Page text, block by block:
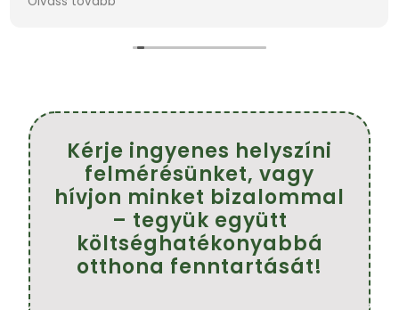
Köszönöm szépen.
Kérje ingyenes helyszíni
felmérésünket, vagy
hívjon minket bizalommal
– tegyük együtt
költséghatékonyabbá
otthona fenntartását!